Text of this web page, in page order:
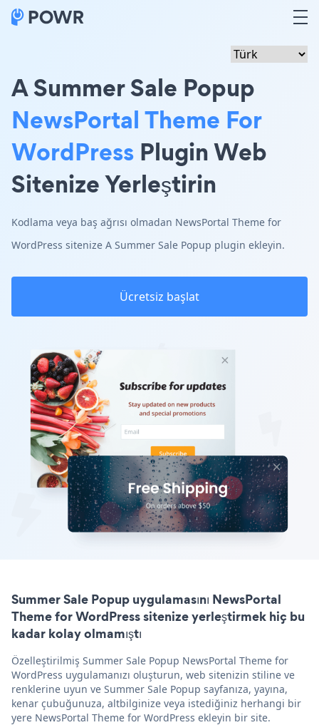
A Summer Sale Popup
NewsPortal Theme For
WordPress Plugin Web
Sitenize Yerleştirin
Kodlama veya baş ağrısı olmadan NewsPortal Theme for
WordPress sitenize A Summer Sale Popup plugin ekleyin.
Ücretsiz başlat
Summer Sale Popup uygulamasını NewsPortal
Theme for WordPress sitenize yerleştirmek hiç bu
kadar kolay olmamıştı
Özelleştirilmiş Summer Sale Popup NewsPortal Theme for
WordPress uygulamanızı oluşturun, web sitenizin stiline ve
renklerine uyun ve Summer Sale Popup sayfanıza, yayına,
kenar çubuğunuza, altbilginize veya istediğiniz herhangi bir
yere NewsPortal Theme for WordPress ekleyin bir site.